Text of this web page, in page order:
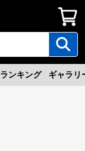
ランキング ギャラリ